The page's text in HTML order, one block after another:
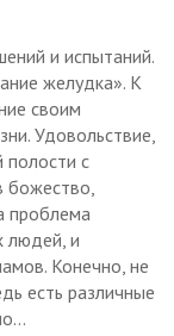
и испытаний.
желудка». К
своим
Удовольствие,
полости с
божество,
проблема
людей, и
Конечно, не
есть различные